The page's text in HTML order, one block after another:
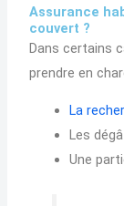
Assurance
couvert ?
Dans certains
prendre en
La
Les
Une